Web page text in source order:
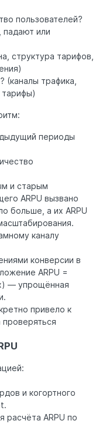
пользователей?
падают или
структура тарифов,
(каналы трафика,
тарифы)
периоды
и старым
ARPU вызвано
больше, а их ARPU
каналу
конверсии в
ARPU =
— упрощённая
привело к
и когортного
расчёта ARPU по